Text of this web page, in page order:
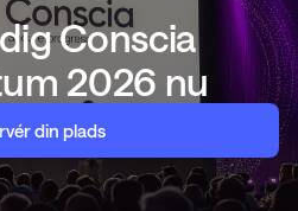
Conscia
2026 nu
din plads